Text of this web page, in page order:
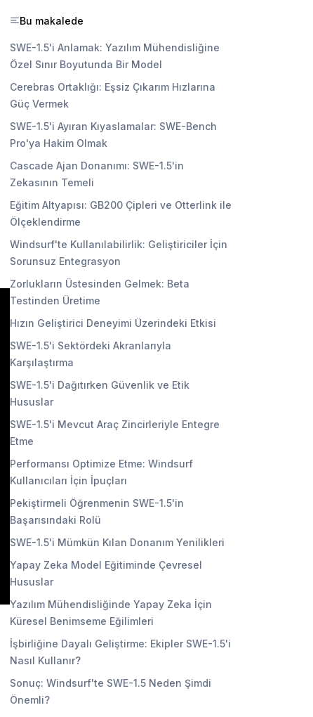
Bu makalede
SWE-1.5'i Anlamak: Yazılım Mühendisliğine
Özel Sınır Boyutunda Bir Model
Cerebras Ortaklığı: Eşsiz Çıkarım Hızlarına
Güç Vermek
SWE-1.5'i Ayıran Kıyaslamalar: SWE-Bench
Pro'ya Hakim Olmak
Cascade Ajan Donanımı: SWE-1.5'in
Zekasının Temeli
Eğitim Altyapısı: GB200 Çipleri ve Otterlink ile
Ölçeklendirme
Windsurf'te Kullanılabilirlik: Geliştiriciler İçin
Sorunsuz Entegrasyon
Zorlukların Üstesinden Gelmek: Beta
Testinden Üretime
Hızın Geliştirici Deneyimi Üzerindeki Etkisi
SWE-1.5'i Sektördeki Akranlarıyla
Karşılaştırma
SWE-1.5'i Dağıtırken Güvenlik ve Etik
Hususlar
SWE-1.5'i Mevcut Araç Zincirleriyle Entegre
Etme
Performansı Optimize Etme: Windsurf
Kullanıcıları İçin İpuçları
Pekiştirmeli Öğrenmenin SWE-1.5'in
Başarısındaki Rolü
SWE-1.5'i Mümkün Kılan Donanım Yenilikleri
Yapay Zeka Model Eğitiminde Çevresel
Hususlar
Yazılım Mühendisliğinde Yapay Zeka İçin
Küresel Benimseme Eğilimleri
İşbirliğine Dayalı Geliştirme: Ekipler SWE-1.5'i
Nasıl Kullanır?
Sonuç: Windsurf'te SWE-1.5 Neden Şimdi
Önemli?